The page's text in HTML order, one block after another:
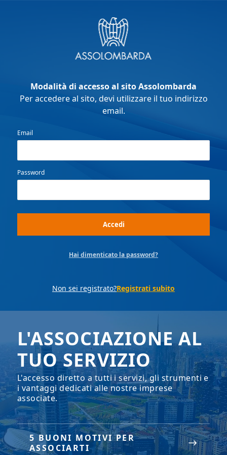
Modalità di accesso al sito Assolombarda
Per accedere al sito, devi utilizzare il tuo indirizzo
email.
Email
Password
Hai dimenticato la password?
Non sei registrato?Registrati subito
L'ASSOCIAZIONE AL
TUO SERVIZIO
L'accesso diretto a tutti i servizi, gli strumenti e
i vantaggi dedicati alle nostre imprese
associate.
5 BUONI MOTIVI PER
ASSOCIARTI